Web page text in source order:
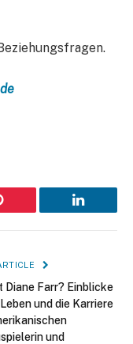
LinkedIn
Diane Farr? Einblicke
und die Karriere
und